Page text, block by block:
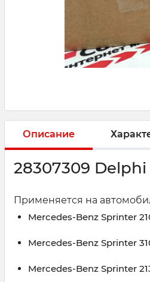
Описание
28307309
Применяется на
Mercedes-Benz Sprinter
Mercedes-Benz Sprinter
Mercedes-Benz Sprinter